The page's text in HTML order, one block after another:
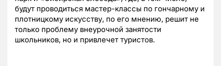
будут проводиться мастер-классы по гончарному и
плотницкому искусству, по его мнению, решит не
только проблему внеурочной занятости
школьников, но и привлечет туристов.